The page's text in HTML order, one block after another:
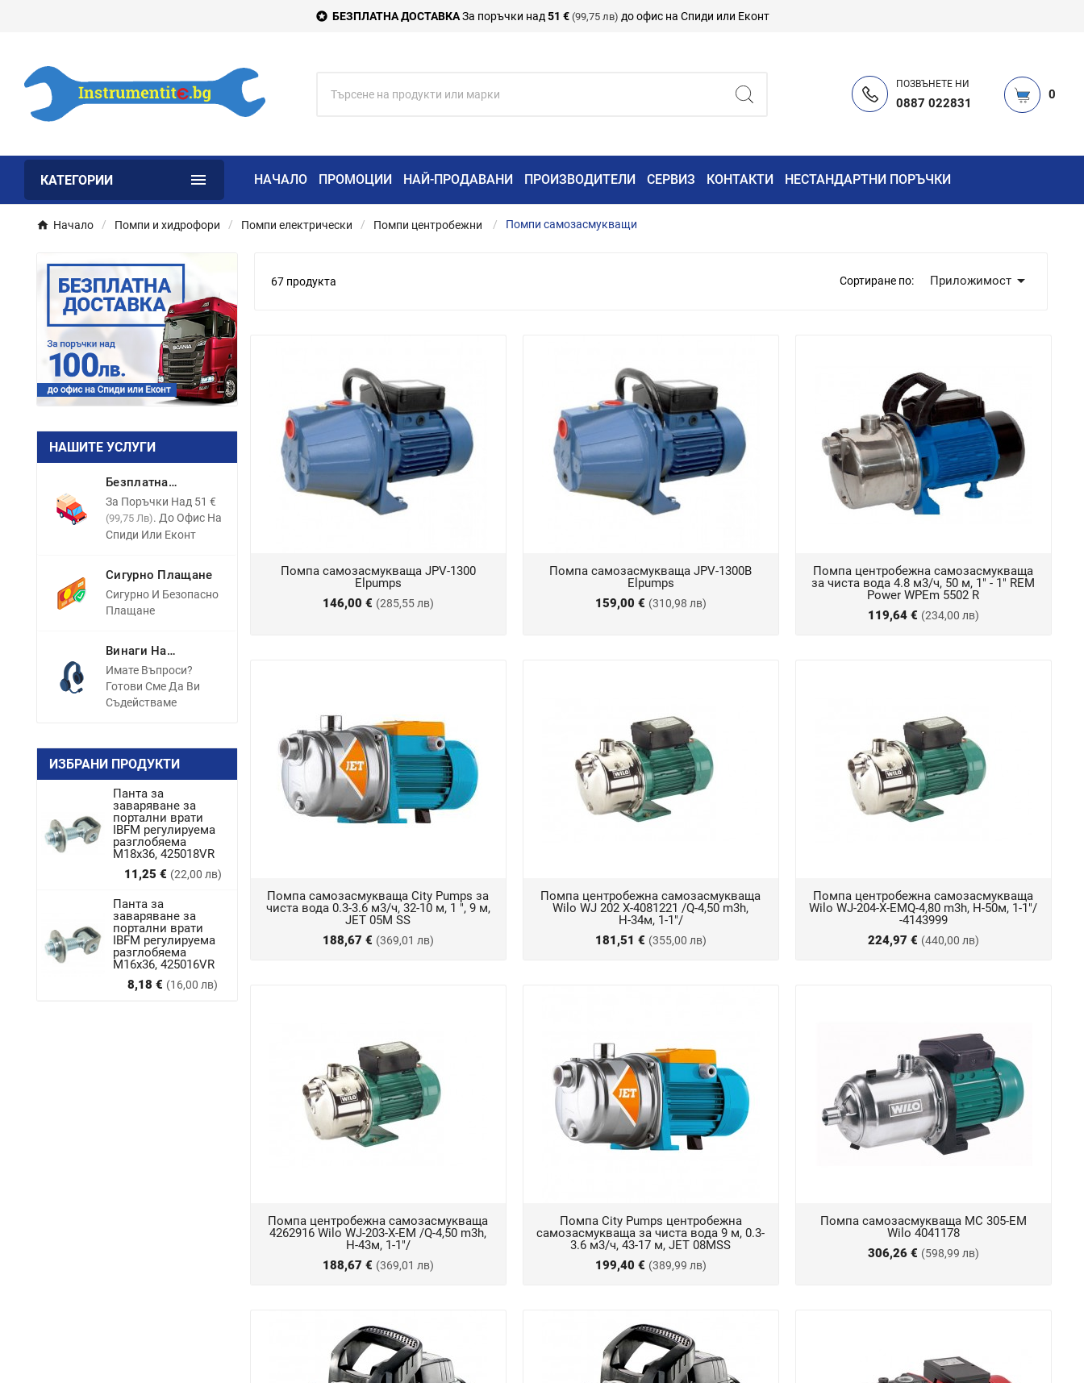
 БЕЗПЛАТНА ДОСТАВКАЗа поръчки над 51 € (99,75 лв) до офис на Спиди или Еконт
ПОЗВЪНЕТЕ НИ
0887 022831
0
КАТЕГОРИИ  НАЧАЛО ПРОМОЦИИ НАЙ-ПРОДАВАНИ ПРОИЗВОДИТЕЛИ СЕРВИЗ КОНТАКТИ НЕСТАНДАРТНИ ПОРЪЧКИ
Начало Помпи и хидрофори Помпи електрически Помпи центробежни Помпи самозасмукващи
НАШИТЕ УСЛУГИ
Безплатна
Доставка
За Поръчки Над 51 €
(99,75 Лв). До Офис На
Спиди Или Еконт
Сигурно Плащане
Сигурно И Безопасно
Плащане
Винаги На
Разположение
Имате Въпроси?
Готови Сме Да Ви
Съдействаме
ИЗБРАНИ ПРОДУКТИ
Панта за
заваряване за
портални врати
IBFM регулируема
разглобяема
M18x36, 425018VR
11,25 € (22,00 лв)
Цена
Панта за
заваряване за
портални врати
IBFM регулируема
разглобяема
М16х36, 425016VR
8,18 € (16,00 лв)
Цена
67 продукта Сортиране по: Приложимост
Помпа самозасмукваща JPV-1300
Elpumps
146,00 € (285,55 лв)
Помпа самозасмукваща JPV-1300B
Elpumps
159,00 € (310,98 лв)
Помпа центробежна самозасмукваща
за чиста вода 4.8 м3/ч, 50 м, 1" - 1" REM
Power WPEm 5502 R
119,64 € (234,00 лв)
Помпа самозасмукваща City Pumps за
чиста вода 0.3-3.6 м3/ч, 32-10 м, 1 ", 9 м,
JET 05M SS
188,67 € (369,01 лв)
Помпа центробежна самозасмукваща
Wilo WJ 202 X-4081221 /Q-4,50 m3h,
Н-34м, 1-1"/
181,51 € (355,00 лв)
Помпа центробежна самозасмукваща
Wilo WJ-204-X-EMQ-4,80 m3h, Н-50м, 1-1"/
-4143999
224,97 € (440,00 лв)
Помпа центробежна самозасмукваща
4262916 Wilo WJ-203-X-EM /Q-4,50 m3h,
Н-43м, 1-1"/
188,67 € (369,01 лв)
Помпа City Pumps центробежна
самозасмукваща за чиста вода 9 м, 0.3-
3.6 м3/ч, 43-17 м, JET 08MSS
199,40 € (389,99 лв)
Помпа самозасмукваща MC 305-EM
Wilo 4041178
306,26 € (598,99 лв)